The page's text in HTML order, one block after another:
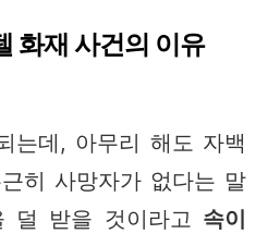
화재 사건의 이유
는데, 아무리 해도 자백
히 사망자가 없다는 말
덜 받을 것이라고 속이